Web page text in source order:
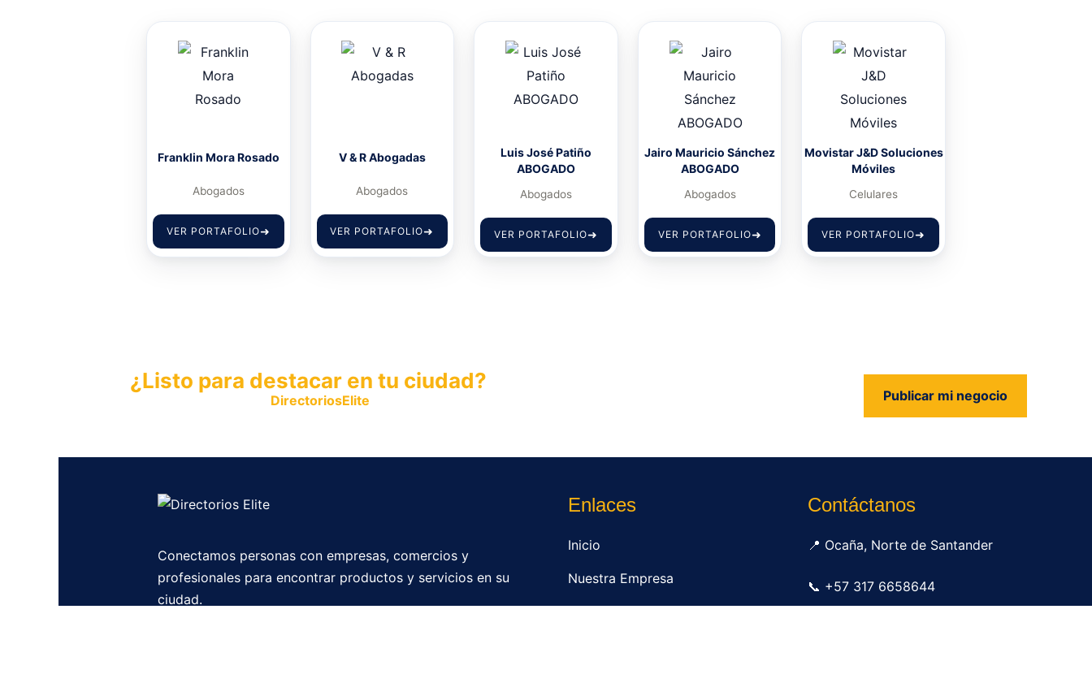
Franklin Mora Rosado
Abogados
VER PORTAFOLIO
V & R Abogadas
Abogados
VER PORTAFOLIO
Luis José Patiño
ABOGADO
Abogados
VER PORTAFOLIO
Jairo Mauricio Sánchez
ABOGADO
Abogados
VER PORTAFOLIO
Movistar J&D Soluciones
Móviles
Celulares
VER PORTAFOLIO
¿Listo para destacar en tu ciudad?
DirectoriosElite Publicar mi negocio
Conectamos personas con empresas, comercios y
profesionales para encontrar productos y servicios en su
ciudad.
Enlaces
Inicio
Nuestra Empresa
Directorio
Contáctanos
📍 Ocaña, Norte de Santander
📞 +57 317 6658644